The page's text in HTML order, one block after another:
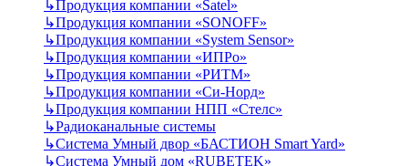
↳Продукция компании «Satel»
↳Продукция компании «SONOFF»
↳Продукция компании «System Sensor»
↳Продукция компании «ИПРо»
↳Продукция компании «РИТМ»
↳Продукция компании «Си-Норд»
↳Продукция компании НПП «Стелс»
↳Радиоканальные системы
↳Система Умный двор «БАСТИОН Smart Yard»
↳Система Умный дом «RUBETEK»